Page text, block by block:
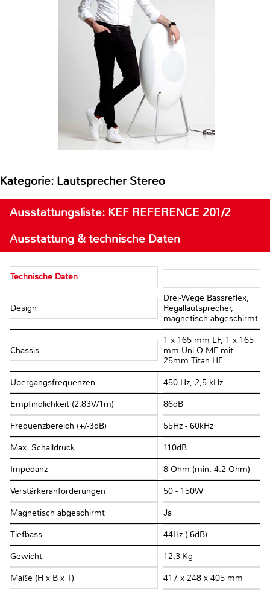
Kategorie: Lautsprecher Stereo
Ausstattungsliste: KEF REFERENCE 201/2
Ausstattung & technische Daten
Technische Daten
Design
Drei-Wege Bassreflex,
Regallautsprecher,
magnetisch abgeschirmt
Chassis
1 x 165 mm LF, 1 x 165
mm Uni-Q MF mit
25mm Titan HF
Übergangsfrequenzen 450 Hz, 2,5 kHz
Empfindlichkeit (2.83V/1m) 86dB
Frequenzbereich (+/-3dB) 55Hz - 60kHz
Max. Schalldruck 110dB
Impedanz 8 Ohm (min. 4.2 Ohm)
Verstärkeranforderungen 50 - 150W
Magnetisch abgeschirmt Ja
Tiefbass 44Hz (-6dB)
Gewicht 12,3 Kg
Maße (H x B x T) 417 x 248 x 405 mm